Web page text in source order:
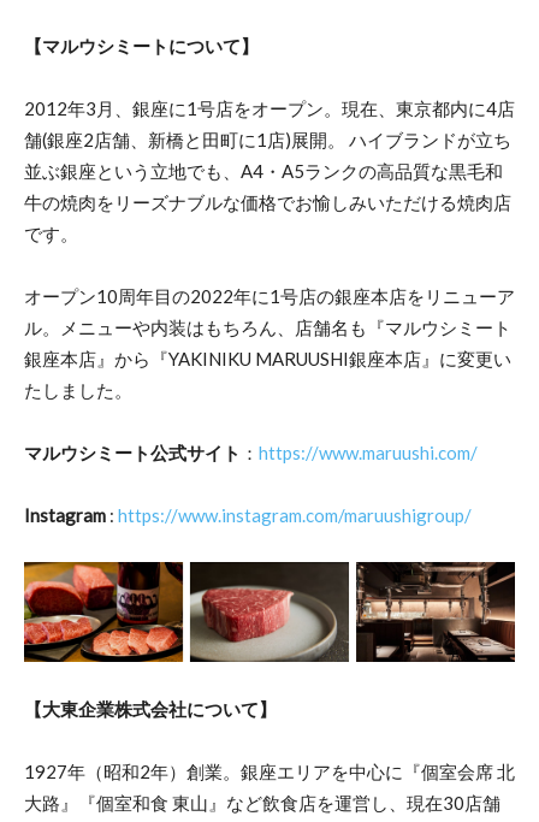
【マルウシミートについて】
2012年3月、銀座に1号店をオープン。現在、東京都内に4店
舗(銀座2店舗、新橋と田町に1店)展開。 ハイブランドが立ち
並ぶ銀座という立地でも、A4・A5ランクの高品質な黒毛和
牛の焼肉をリーズナブルな価格でお愉しみいただける焼肉店
です。
オープン10周年目の2022年に1号店の銀座本店をリニューア
ル。メニューや内装はもちろん、店舗名も『マルウシミート
銀座本店』から『YAKINIKU MARUUSHI銀座本店』に変更い
たしました。
マルウシミート公式サイト ： https://www.maruushi.com/
Instagram : https://www.instagram.com/maruushigroup/
【大東企業株式会社について】
1927年（昭和2年）創業。銀座エリアを中心に『個室会席 北
大路』『個室和食 東山』など飲食店を運営し、現在30店舗